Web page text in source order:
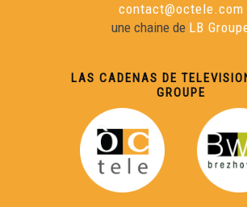
Lo (petit) Rambalh de Sent-Martin -
Molière face Sud - Eveniments
Manifestacions en favor de la lei
Concors bigordan d'expression
contact@octele.com
une chaine de LB
LAS CADENAS DE
GROUPE